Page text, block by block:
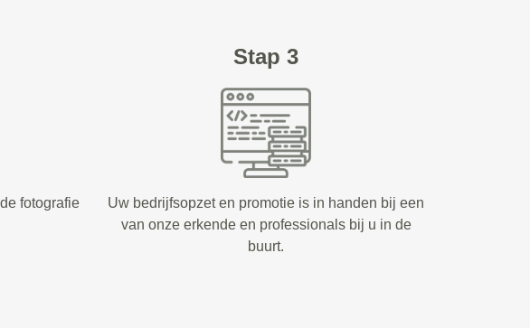
fotografie
Stap 3
Uw bedrijfsopzet en promotie is in handen bij een
van onze erkende en professionals bij u in de
buurt.